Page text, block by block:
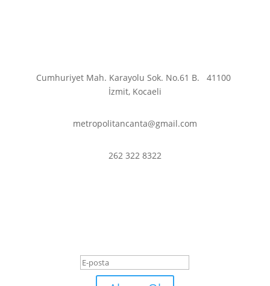
Cumhuriyet Mah. Karayolu Sok. No.61 B.41100
İzmit, Kocaeli
metropolitancanta@gmail.com
262 322 8322